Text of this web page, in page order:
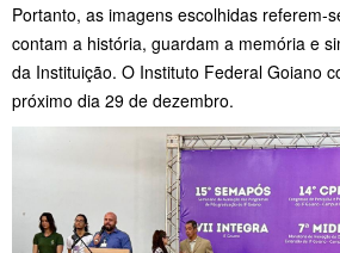
Portanto, as imagens escolhidas referem-
contam a história, guardam a memória e
da Instituição. O Instituto Federal Goiano
próximo dia 29 de dezembro.